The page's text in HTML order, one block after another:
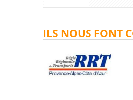
ILS NOUS FONT